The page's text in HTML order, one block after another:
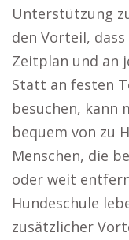
Unterstützung
den Vorteil,
Zeitplan und an
Statt an festen
besuchen, kann
bequem von zu
Menschen, die
oder weit
Hundeschule
zusätzlicher